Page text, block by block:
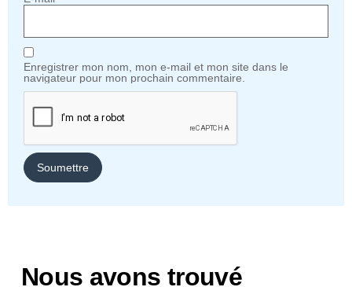
Enregistrer mon nom, mon e-mail et mon site dans le
navigateur pour mon prochain commentaire.
Nous avons trouvé